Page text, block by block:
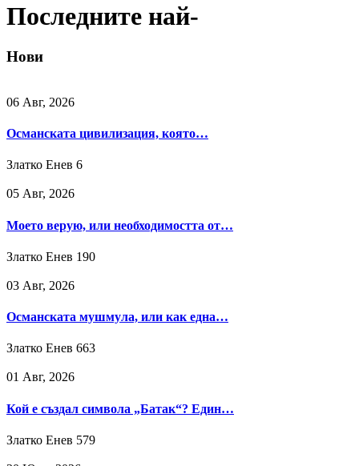
Последните най-
Нови
06 Авг, 2026
Османската цивилизация, която…
Златко Енев 6
05 Авг, 2026
Моето верую, или необходимостта от…
Златко Енев 190
03 Авг, 2026
Османската мушмула, или как една…
Златко Енев 663
01 Авг, 2026
Кой е създал символа „Батак“? Един…
Златко Енев 579